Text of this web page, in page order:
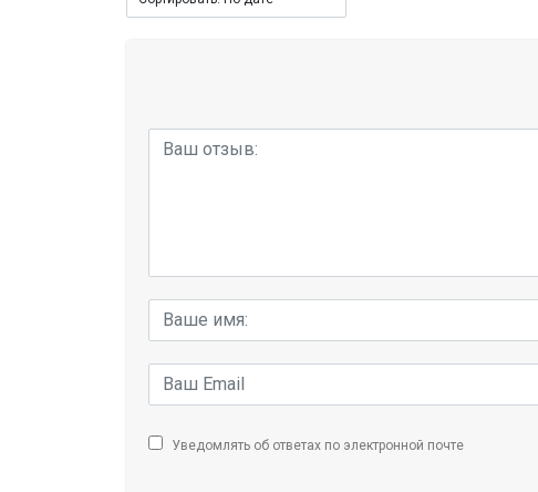
Уведомлять об ответах по электронной почте